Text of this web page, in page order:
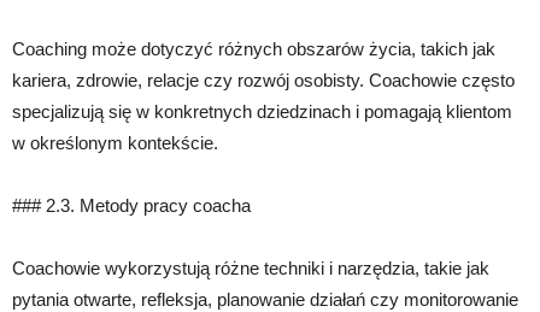
Coaching może dotyczyć różnych obszarów życia, takich jak
kariera, zdrowie, relacje czy rozwój osobisty. Coachowie często
specjalizują się w konkretnych dziedzinach i pomagają klientom
w określonym kontekście.
### 2.3. Metody pracy coacha
Coachowie wykorzystują różne techniki i narzędzia, takie jak
pytania otwarte, refleksja, planowanie działań czy monitorowanie